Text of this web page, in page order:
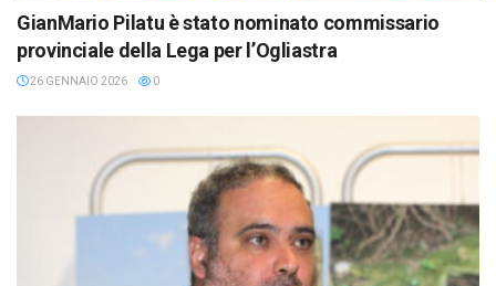
GianMario Pilatu è stato nominato commissario
provinciale della Lega per l’Ogliastra
26 GENNAIO 2026 0